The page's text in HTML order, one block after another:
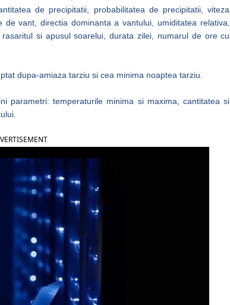
de precipitatii, probabilitatea de precipitatii, viteza
vant, directia dominanta a vantului, umiditatea relativa,
si apusul soarelui, durata zilei, numarul de ore cu
dupa-amiaza tarziu si cea minima noaptea tarziu.
parametri: temperaturile minima si maxima, cantitatea si